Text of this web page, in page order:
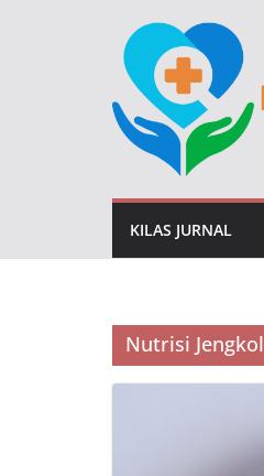
KILAS JURNAL
Nutrisi Jengkol